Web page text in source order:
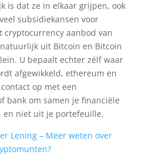
is dat ze in elkaar grijpen, ook
subsidiekansen voor
cryptocurrency aanbod van
uit Bitcoin en Bitcoin
U bepaalt echter zélf waar
afgewikkeld, ethereum en
op met een
bank om samen je financiële
en niet uit je portefeuille.
Lening – Meer weten over